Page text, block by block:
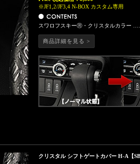
※JF1,2/JF3,4 N-BOX カスタム専用
スワロフスキーⓇ・クリスタルカラー
商品詳細を見る >
クリスタル シフトゲートカバー H-A【